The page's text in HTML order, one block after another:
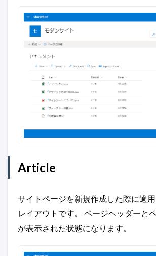
Article
サイトページを新規作成した際に適
レイアウトです。 ページヘッダーと
が表示された状態になります。